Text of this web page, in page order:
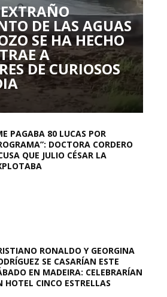
DE LAS AGUAS
SE HA HECHO
A
DE CURIOSOS
PAGABA 80 LUCAS POR
DOCTORA CORDERO
QUE JULIO CÉSAR LA
RONALDO Y GEORGINA
SE CASARÍAN ESTE
EN MADEIRA: CELEBRARÍAN
HOTEL CINCO ESTRELLAS